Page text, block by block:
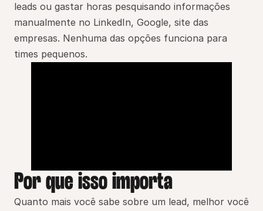
leads ou gastar horas pesquisando informações
manualmente no LinkedIn, Google, site das
empresas. Nenhuma das opções funciona para
times pequenos.
Por que isso importa
Quanto mais você sabe sobre um lead, melhor você